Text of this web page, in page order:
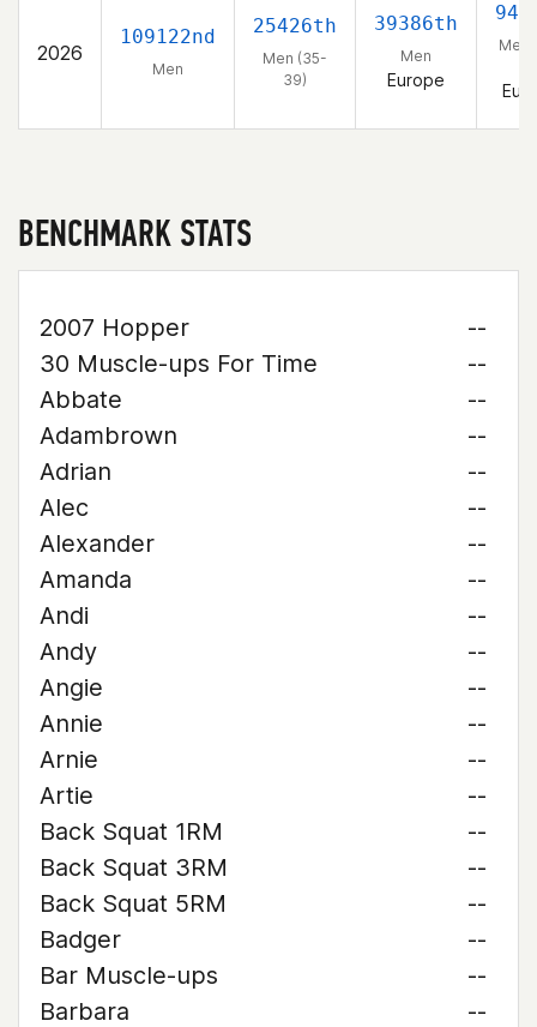
2026
109122nd
Men
25426th
Men (35-
39)
39386th
Men
Europe
Men
BENCHMARK STATS
2007 Hopper
--
30 Muscle-ups For Time
--
Abbate
--
Adambrown
--
Adrian
--
Alec
--
Alexander
--
Amanda
--
Andi
--
Andy
--
Angie
--
Annie
--
Arnie
--
Artie
--
Back Squat 1RM
--
Back Squat 3RM
--
Back Squat 5RM
--
Badger
--
Bar Muscle-ups
--
Barbara
--